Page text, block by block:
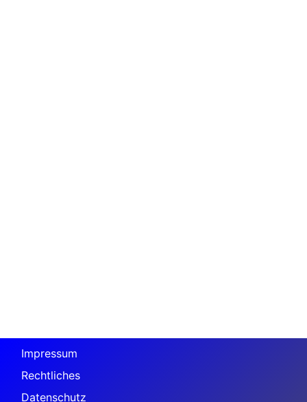
Impressum
Rechtliches
Datenschutz